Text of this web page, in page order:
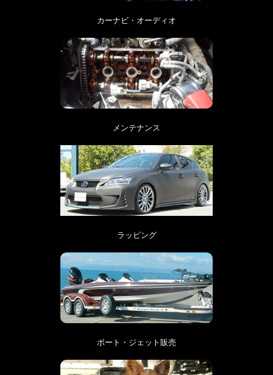
カーナビ・オーディオ
メンテナンス
ラッピング
ボート・ジェット販売